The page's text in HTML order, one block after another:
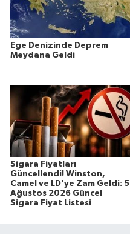
Ege Denizinde Deprem
Meydana Geldi
Sigara Fiyatları
Güncellendi! Winston,
Camel ve LD'ye Zam Geldi: 5
Ağustos 2026 Güncel
Sigara Fiyat Listesi